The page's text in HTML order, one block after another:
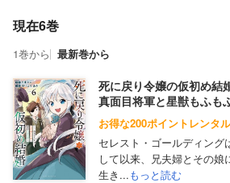
現在6巻
1巻から 最新巻から
死に戻り令嬢の仮初め結
真面目将軍と星獣もふも
お得な200ポイントレンタル
セレスト・ゴールディング
して以来、兄夫婦とその娘
生き...もっと読む